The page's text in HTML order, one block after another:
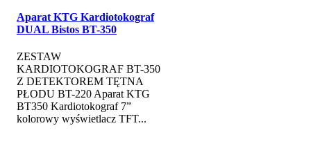
Aparat KTG Kardiotokograf
DUAL Bistos BT-350
ZESTAW
KARDIOTOKOGRAF BT-350
Z DETEKTOREM TĘTNA
PŁODU BT-220 Aparat KTG
BT350 Kardiotokograf 7”
kolorowy wyświetlacz TFT...